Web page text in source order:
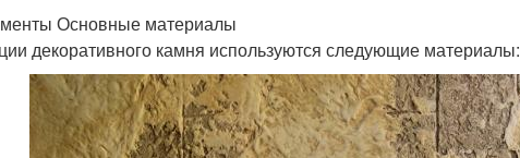
Основные материалы
декоративного камня используются следующие материалы: